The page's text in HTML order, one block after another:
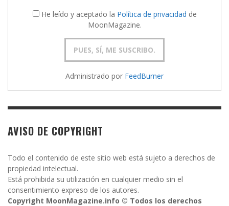
He leído y aceptado la Política de privacidad de
MoonMagazine.
Administrado por FeedBurner
AVISO DE COPYRIGHT
Todo el contenido de este sitio web está sujeto a derechos de
propiedad intelectual.
Está prohibida su utilización en cualquier medio sin el
consentimiento expreso de los autores.
Copyright MoonMagazine.info © Todos los derechos